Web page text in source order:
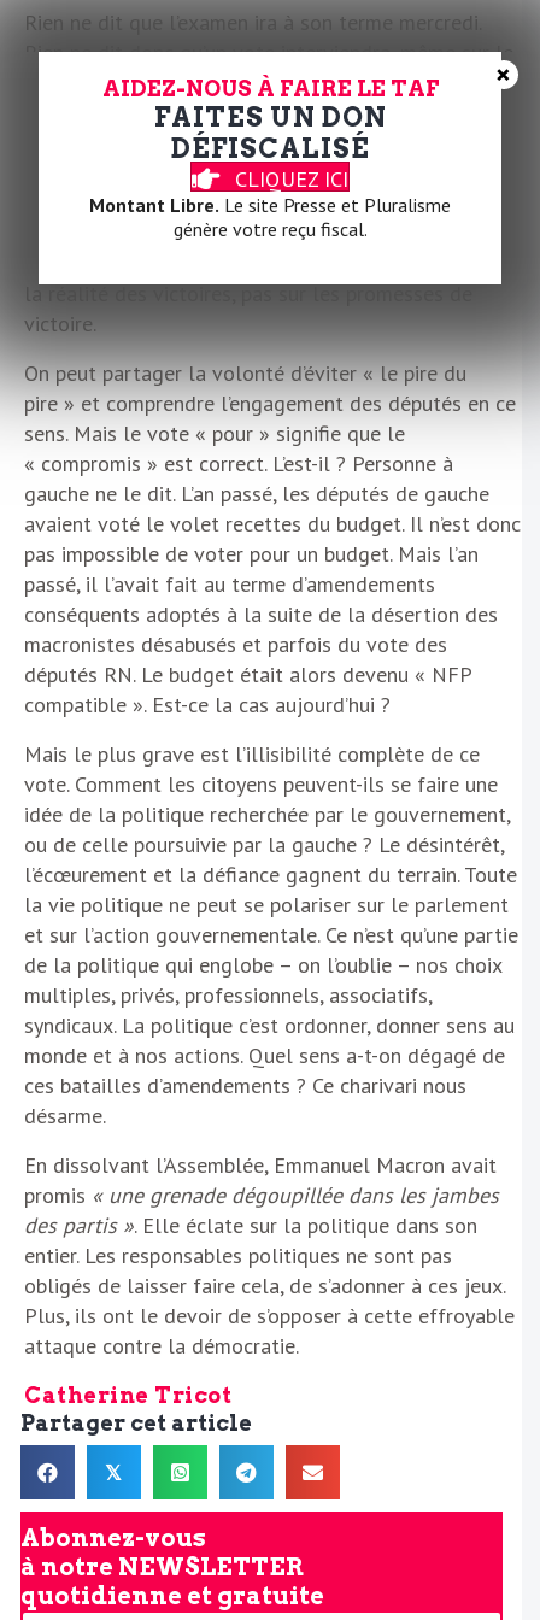
Rien ne dit que l’examen ira à son terme mercredi.
Rien ne dit donc qu’un vote interviendra, même sur le
décalage de la réforme des retraites. Dans cette
hypothèse, beau bazar en perspective au sein même
de la gauche. Si on ajoute à cela que le Sénat va tout
remettre à sa main, que la CMP (commission mixte
paritaire entre les deux chambres) est dominée par la
droite, que les délais permettront au gouvernement
la réalité des victoires, pas sur les promesses de
victoire.
On peut partager la volonté d’éviter « le pire du
pire » et comprendre l’engagement des députés en ce
sens. Mais le vote « pour » signifie que le
« compromis » est correct. L’est-il ? Personne à
gauche ne le dit. L’an passé, les députés de gauche
avaient voté le volet recettes du budget. Il n’est donc
pas impossible de voter pour un budget. Mais l’an
passé, il l’avait fait au terme d’amendements
conséquents adoptés à la suite de la désertion des
macronistes désabusés et parfois du vote des
députés RN. Le budget était alors devenu « NFP
compatible ». Est-ce la cas aujourd’hui ?
Mais le plus grave est l’illisibilité complète de ce
vote. Comment les citoyens peuvent-ils se faire une
idée de la politique recherchée par le gouvernement,
ou de celle poursuivie par la gauche ? Le désintérêt,
l’écœurement et la défiance gagnent du terrain. Toute
la vie politique ne peut se polariser sur le parlement
et sur l’action gouvernementale. Ce n’est qu’une partie
de la politique qui englobe – on l’oublie – nos choix
multiples, privés, professionnels, associatifs,
syndicaux. La politique c’est ordonner, donner sens au
monde et à nos actions. Quel sens a-t-on dégagé de
ces batailles d’amendements ? Ce charivari nous
désarme.
En dissolvant l’Assemblée, Emmanuel Macron avait
promis « une grenade dégoupillée dans les jambes
des partis ». Elle éclate sur la politique dans son
entier. Les responsables politiques ne sont pas
obligés de laisser faire cela, de s’adonner à ces jeux.
Plus, ils ont le devoir de s’opposer à cette effroyable
attaque contre la démocratie.
Catherine Tricot
Partager cet article
𝕏
Abonnez-vous
à notre NEWSLETTER
quotidienne et gratuite
AIDEZ-NOUS À FAIRE LE TAF
FAITES UN DON
DÉFISCALISÉ
CLIQUEZ ICI
Montant Libre. Le site Presse et Pluralisme
génère votre reçu fiscal.
×